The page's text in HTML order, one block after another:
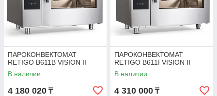
ПАРОКОНВЕКТОМАТ
RETIGO B611B VISION II
В наличии
4 180 020 ₸
ПАРОКОНВЕКТОМАТ
RETIGO B611I VISION II
В наличии
4 310 000 ₸